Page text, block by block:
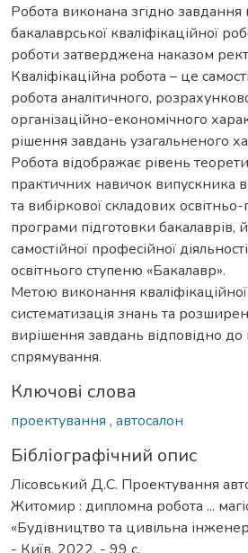
Робота виконана згідно
бакалаврської кваліфікаційної
роботи затверджена наказом
Кваліфікаційна робота – це
робота аналітичного,
організаційно-економічного
рішення завдань узагальненого
Робота відображає рівень
практичних навичок випускника в
та вибіркової складових
програми підготовки бакалаврів,
самостійної професійної
освітнього ступеню «Бакалавр».
Метою виконання
систематизація знань та
вирішення завдань відповідно
спрямування.
Ключові слова
проектування , автосалон
Бібліографічний опис
Лісовський Д.С. Проектування
Житомир : дипломна робота ...
«Будівництво та цивільна